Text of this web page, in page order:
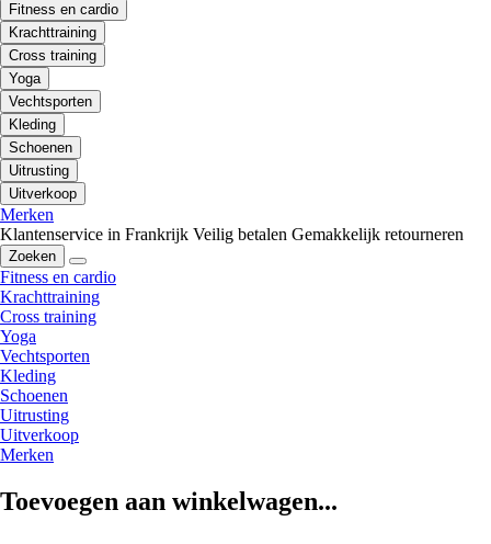
Fitness en cardio
Krachttraining
Cross training
Yoga
Vechtsporten
Kleding
Schoenen
Uitrusting
Uitverkoop
Merken
Klantenservice in Frankrijk Veilig betalen Gemakkelijk retourneren
Zoeken
Fitness en cardio
Krachttraining
Cross training
Yoga
Vechtsporten
Kleding
Schoenen
Uitrusting
Uitverkoop
Merken
Toevoegen aan winkelwagen...